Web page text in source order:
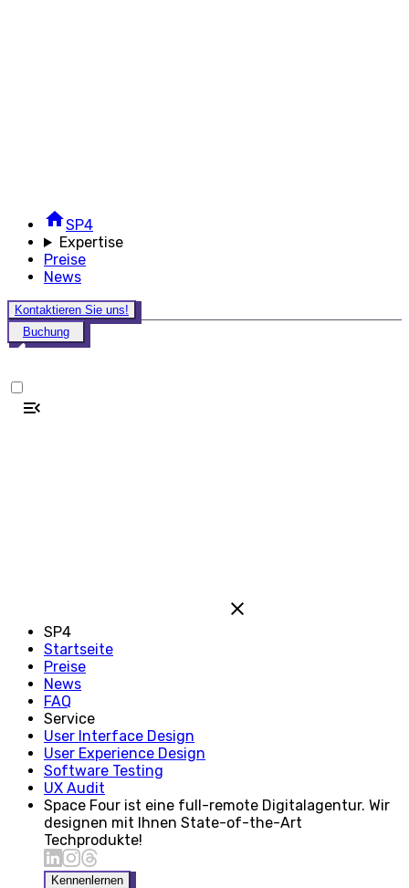
SP4
Expertise
Preise
News
Kontaktieren Sie uns!
Buchung
SP4
Startseite
Preise
News
FAQ
Service
User Interface Design
User Experience Design
Software Testing
UX Audit
Space Four ist eine full-remote Digitalagentur. Wir
designen mit Ihnen State-of-the-Art
Techprodukte!
Kennenlernen